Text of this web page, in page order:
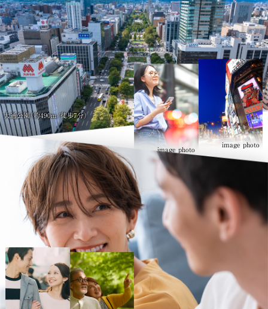
大通公園（約490m/徒歩7分）
LOCATION
都心でありながら豊かな緑に囲まれた環境
VIEW MORE
image photo
image photo